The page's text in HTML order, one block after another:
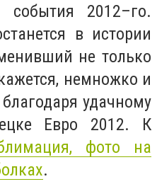
события 2012–го.
в истории
не только
немножко и
удачному
Евро 2012. К
фото на
.